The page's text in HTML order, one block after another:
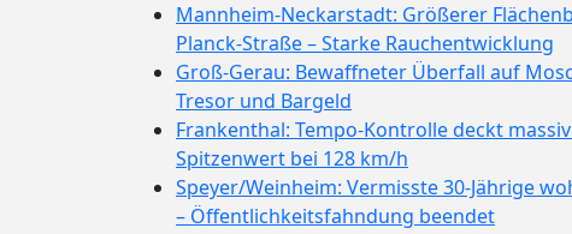
Mannheim-Neckarstadt: Größerer
Planck-Straße – Starke Rauchentwicklung
Groß-Gerau: Bewaffneter Überfall auf
Tresor und Bargeld
Frankenthal: Tempo-Kontrolle deckt
Spitzenwert bei 128 km/h
Speyer/Weinheim: Vermisste 30-Jährige
– Öffentlichkeitsfahndung beendet